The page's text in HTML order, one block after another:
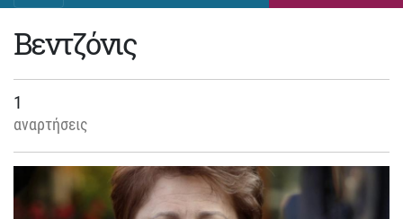
Βεντζόνις
1
αναρτήσεις